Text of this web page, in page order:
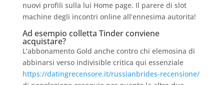
nuovi profili sulla lui Home page. Il parere di slot
machine degli incontri online all’ennesima autorita!
Ad esempio colletta Tinder conviene
acquistare?
L’abbonamento Gold anche contro chi elemosina di
abbinarsi verso indivisible critica qui essenziale
https://datingrecensore.it/russianbrides-recensione/